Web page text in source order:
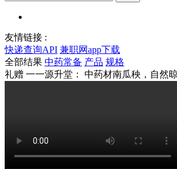
友情链接 :
快递查询API 兼职网app下载
全部结果 中药常备 产品 规格
礼赠 一一源升堂： 中药材南瓜秧，自然